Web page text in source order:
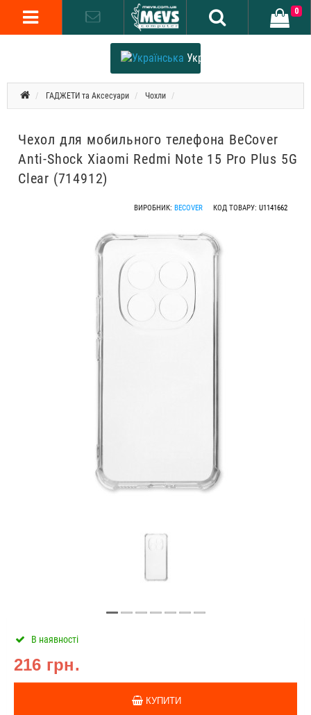
Українська
0
ГАДЖЕТИ та Аксесуари Чохли
Чехол для мобильного телефона BeCover
Anti-Shock Xiaomi Redmi Note 15 Pro Plus 5G
Clear (714912)
ВИРОБНИК: BECOVER КОД ТОВАРУ: U1141662
216 грн.
В наявності
КУПИТИ